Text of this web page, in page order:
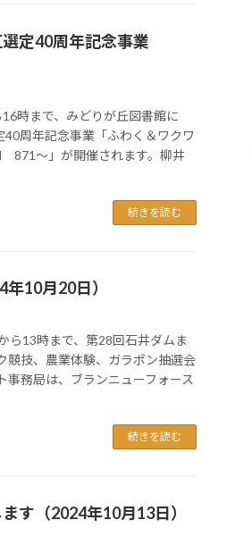
定40周年記念事業
時まで、みどりが丘図書館に
周年記念事業「ふわく＆ワクワ
871～」が開催されます。柳井
続きを読む
10月20日）
ら13時まで、第28回石井ダムま
競技、農業体験、ガラポン抽選会
事務局は、ブランニューフォース
続きを読む
す（2024年10月13日）